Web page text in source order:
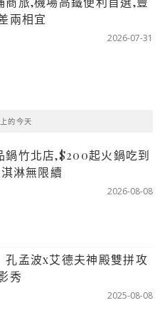
兩相宜
2026-07-31
的今天
鍋竹北店,$200起火鍋吃到
淋無限續
2026-08-08
孔孟波x艾德夫神殿雙拼攻
秀
2025-08-08